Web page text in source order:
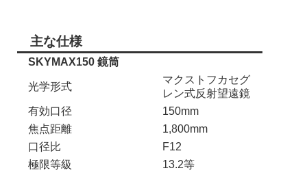
主な仕様
SKYMAX150 鏡筒
光学形式
マクストフカセグ
レン式反射望遠鏡
有効口径
150mm
焦点距離
1,800mm
口径比
F12
極限等級
13.2等